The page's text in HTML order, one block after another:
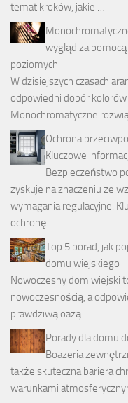
temat kroków, jakie …
wygląd za
poziomych
W dzisiejszych czasach
odpowiedni dobór
Monochromatyczne
Ochrona
Kluczowe
Bezpieczeństwo
zyskuje na znaczeniu ze
wymagania regulacyjne.
ochronę …
Top 5 porad, jak
domu wiejskiego
Nowoczesny dom wiejski
nowoczesnością, a
prawdziwą oazą …
Porady dla domu
Boazeria
także skuteczna bariera
warunkami